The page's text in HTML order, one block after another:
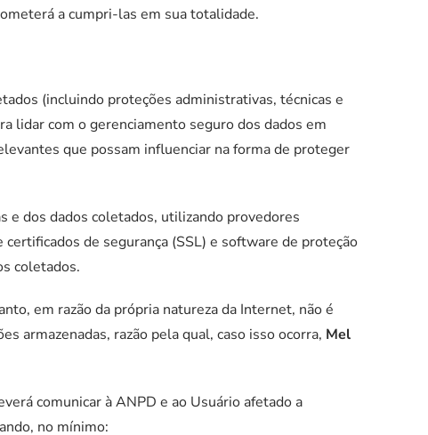
a cumpri-las em sua totalidade.
(incluindo proteções administrativas, técnicas e
lidar com o gerenciamento seguro dos dados em
que possam influenciar na forma de proteger
e dos dados coletados, utilizando provedores
de segurança (SSL) e software de proteção
coletados.
em razão da própria natureza da Internet, não é
armazenadas, razão pela qual, caso isso ocorra, Mel
comunicar à ANPD e ao Usuário afetado a
no mínimo: